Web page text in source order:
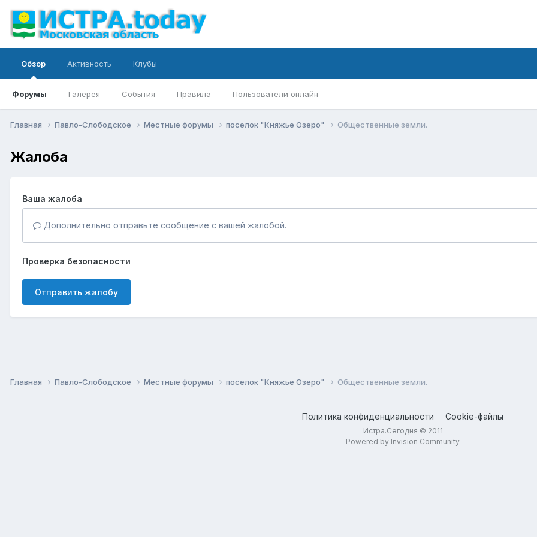
Обзор
Форумы Галерея События Правила Пользователи онлайн
Активность Клубы
Главная Павло-Слободское Местные форумы поселок "Княжье Озеро" Общественные земли.
Жалоба
Ваша жалоба
Дополнительно отправьте сообщение с вашей жалобой.
Проверка безопасности
Отправить жалобу
Главная Павло-Слободское Местные форумы поселок "Княжье Озеро" Общественные земли.
Политика конфиденциальности Cookie-файлы
Истра.Сегодня © 2011
Powered by Invision Community